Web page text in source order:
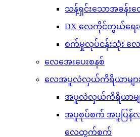
သန့်ရှင်းသောအခန်
DX လေကိုင်တွယ်ရေ
စက်မှုလုပ်ငန်းသုံး လ
လေအေးပေးစနစ်
လေအပူလဲလှယ်ကိရိယာမျာ
အပူလဲလှယ်ကိရိယာမျ
အပူစုပ်စက် အပူပြန်
လေထွက်စက်